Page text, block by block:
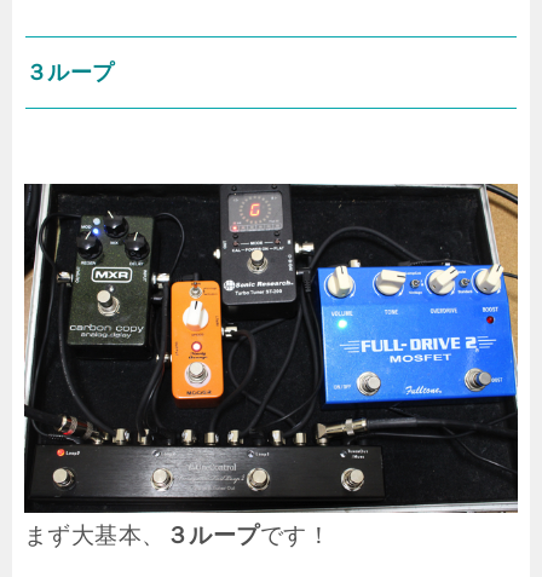
３ループ
まず大基本、 ３ループです！